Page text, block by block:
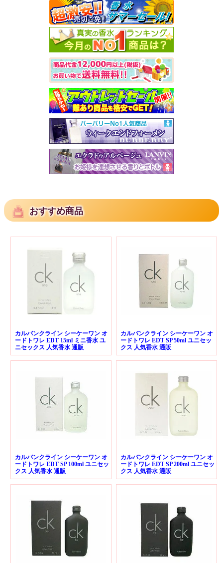
おすすめ商品
カルバンクライン シーケーワン オ
ードトワレ EDT 15ml ミニ香水 ユ
ニセックス 人気香水 通販
カルバンクライン シーケーワン オ
ードトワレ EDT SP 50ml ユニセッ
クス 人気香水 通販
カルバンクライン シーケーワン オ
ードトワレ EDT SP 100ml ユニセッ
クス 人気香水 通販
カルバンクライン シーケーワン オ
ードトワレ EDT SP 200ml ユニセッ
クス 人気香水 通販